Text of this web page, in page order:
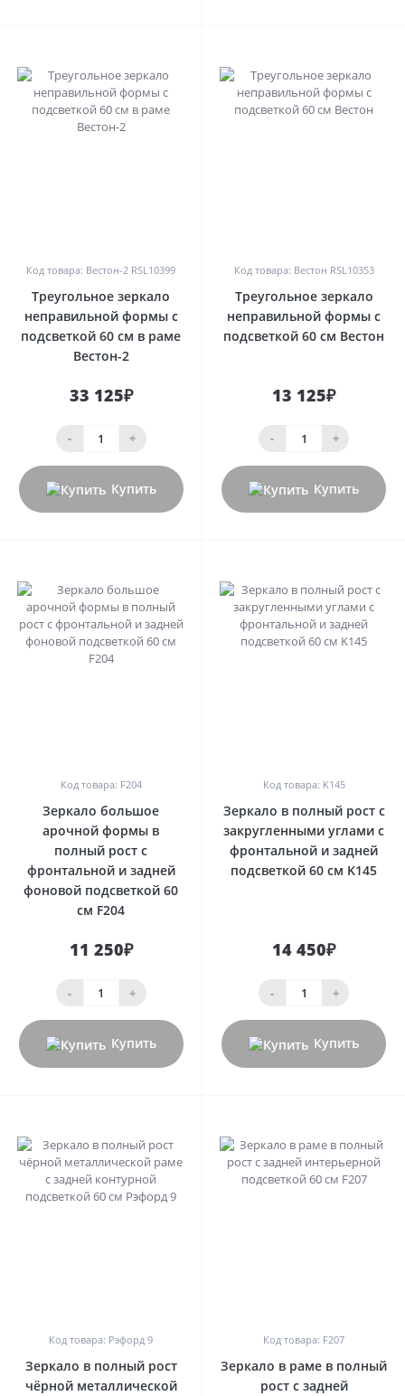
Код товара: Вестон-2 RSL10399
Треугольное зеркало
неправильной формы с
подсветкой 60 см в раме
Вестон-2
33 125₽
- +
Купить
Код товара: Вестон RSL10353
Треугольное зеркало
неправильной формы с
подсветкой 60 см Вестон
13 125₽
- +
Купить
Код товара: F204
Зеркало большое
арочной формы в
полный рост с
фронтальной и задней
фоновой подсветкой 60
см F204
11 250₽
- +
Купить
Код товара: K145
Зеркало в полный рост с
закругленными углами с
фронтальной и задней
подсветкой 60 см K145
14 450₽
- +
Купить
Код товара: Рэфорд 9
Зеркало в полный рост
чёрной металлической
Код товара: F207
Зеркало в раме в полный
рост с задней